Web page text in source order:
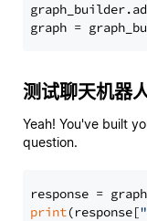
graph =
测试聊天机器
Yeah! You've built
question.
response =
print(response[